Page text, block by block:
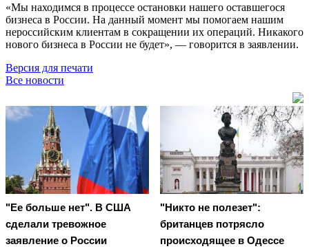
«Мы находимся в процессе остановки нашего оставшегося
бизнеса в России. На данный момент мы помогаем нашим
нероссийским клиентам в сокращении их операций. Никакого
нового бизнеса в России не будет», — говорится в заявлении.
Версия для печати
Все новости
"Ее больше нет". В США
сделали тревожное
заявление о России
"Никто не полезет":
британцев потрясло
происходящее в Одессе